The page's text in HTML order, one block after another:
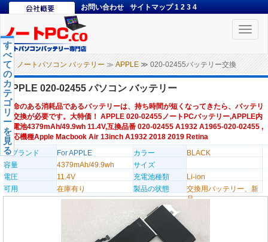
お問い合わせ サイトマップ 1 2 3 4
Toggle
ノートパソコン バッテリー ≫ APPLE ≫ 020-02455バッテリー交換
す
べ
て
の
カ
テ
ゴ
リ
ー
を
見
る
APPLE 020-02455 パソコン バッテリー
寿命のある消耗品であるバッテリーは、持ち時間が短くなってきたら、バッテリ
ー交換が必要です。大特価！ APPLE 020-02455ノートPCバッテリー,APPLE内
蔵電池4379mAh/49.9wh 11.4V,互換品番 020-02455 A1932 A1965-020-02455 ,
対応機種Apple Macbook Air 13inch A1932 2018 2019 Retina
のブランド
For APPLE カラー
BLACK
容量
4379mAh/49.9wh
サイズ
電圧
11.4V 充電池種類
Li-ion
可用
在庫有り 製品の状態
交換用バッテリー、新
品